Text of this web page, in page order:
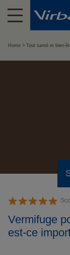
Home Tout santé et bien-
Vermifuge
est-ce